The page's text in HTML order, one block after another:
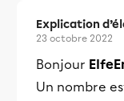
Explication
23 octobre 2022
Bonjour
Un nombre